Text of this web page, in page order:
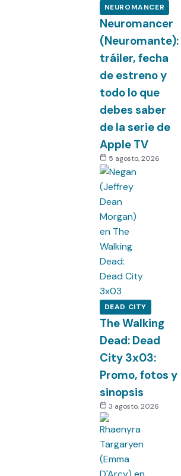
NEUROMANCER
Neuromancer
(Neuromante):
tráiler, fecha
de estreno y
todo lo que
debes saber
de la serie de
Apple TV
5 agosto, 2026
DEAD CITY
The Walking
Dead: Dead
City 3x03:
Promo, fotos y
sinopsis
3 agosto, 2026